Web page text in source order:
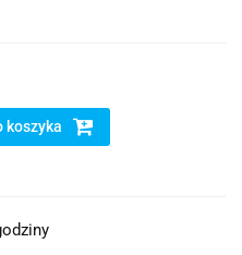
koszyka